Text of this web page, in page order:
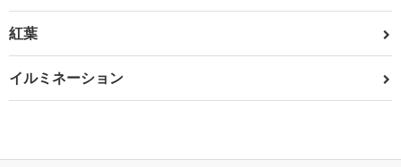
紅葉
イルミネーション